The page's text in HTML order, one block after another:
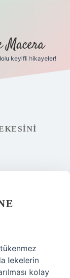
Macera
keyifli hikayeler!
lekelerin
kolay